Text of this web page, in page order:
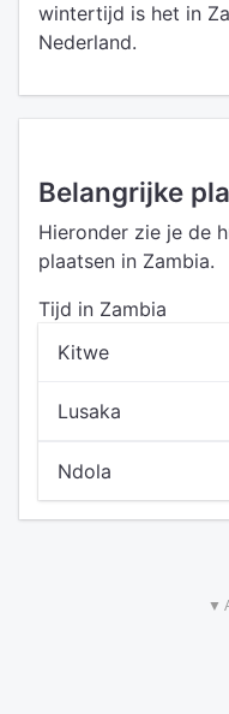
wintertijd is het in
Nederland.
Belangrijke
Hieronder zie je de
plaatsen in Zambia.
Tijd in Zambia
Kitwe
Lusaka
Ndola
▼